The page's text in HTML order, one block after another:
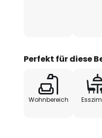
Perfekt für diese
Wohnbereich